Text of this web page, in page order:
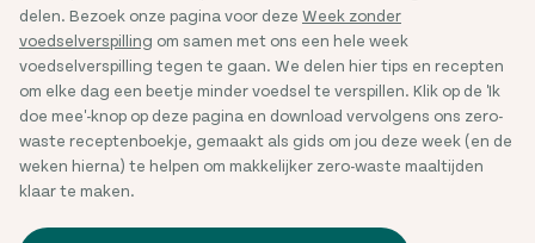
delen. Bezoek onze pagina voor deze Week zonder
voedselverspilling om samen met ons een hele week
voedselverspilling tegen te gaan. We delen hier tips en recepten
om elke dag een beetje minder voedsel te verspillen. Klik op de 'Ik
doe mee'-knop op deze pagina en download vervolgens ons zero-
waste receptenboekje, gemaakt als gids om jou deze week (en de
weken hierna) te helpen om makkelijker zero-waste maaltijden
klaar te maken.